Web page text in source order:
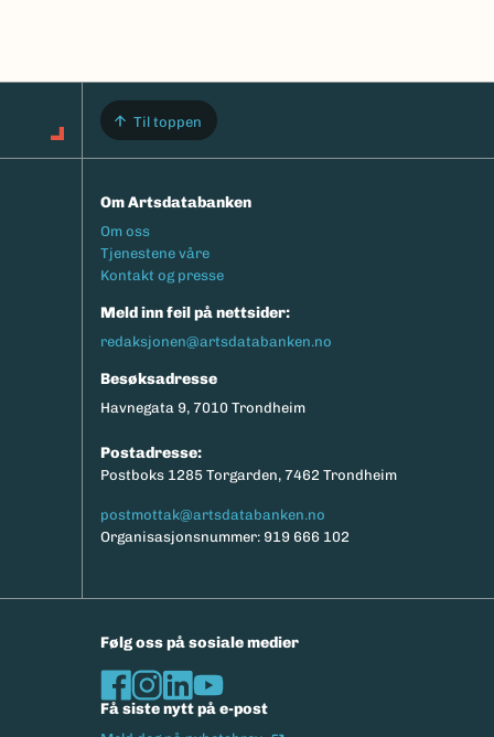
Til toppen
Om Artsdatabanken
Footermeny
Om oss
Tjenestene våre
Kontakt og presse
Meld inn feil på nettsider:
redaksjonen@artsdatabanken.no
Besøksadresse
Havnegata 9, 7010 Trondheim
Postadresse:
Postboks 1285 Torgarden, 7462 Trondheim
postmottak@artsdatabanken.no
Organisasjonsnummer: 919 666 102
Følg oss på sosiale medier
Få siste nytt på e-post